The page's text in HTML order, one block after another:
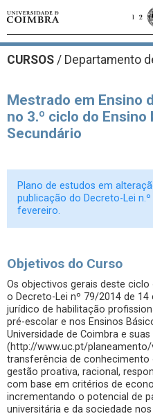
CURSOS / Departamento
Mestrado em Ensino
no 3.º ciclo do Ensino
Secundário
Plano de estudos em
publicação do Decreto-Lei
fevereiro.
Objetivos do Curso
Os objectivos gerais deste
o Decreto-Lei nº 79/2014 de
jurídico de habilitação
pré-escolar e nos Ensinos
Universidade de Coimbra e
(http://www.uc.pt/planeamento/
transferência de conhecimento
gestão proativa, racional,
com base em critérios de
incrementando o potencial de
universitária e da sociedade